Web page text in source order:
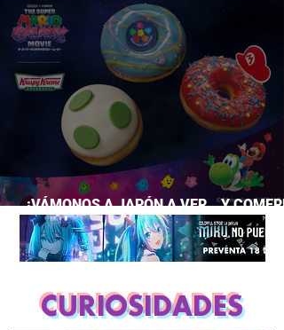
SUPERA A CASI TODO EL GACHA
¡VÁMONOS A JAPÓN A VER… Y
LA PELÍCULA DE MARIO GALAXY!
CURIOSIDADES